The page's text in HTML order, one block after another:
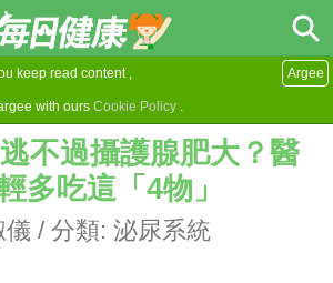
keep read content ,
with ours Cookie Policy .
Argee
不過攝護腺肥大？醫
多吃這「4物」
儀 / 分類: 泌尿系統